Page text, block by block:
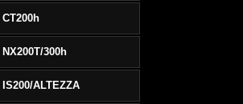
CT200h
NX200T/300h
IS200/ALTEZZA